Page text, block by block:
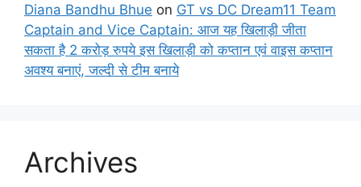
Diana Bandhu Bhue on GT vs DC Dream11 Team
Captain and Vice Captain: आज यह खिलाड़ी जीता
सकता है 2 करोड़ रुपये इस खिलाड़ी को कप्तान एवं वाइस कप्तान
अवश्य बनाएं, जल्दी से टीम बनाये
Archives